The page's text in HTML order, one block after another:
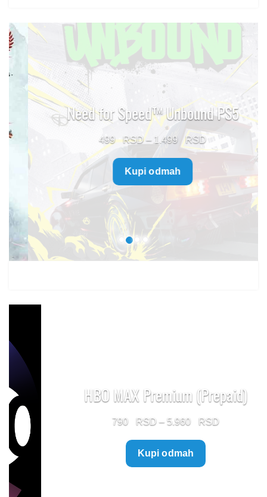
Need for Speed™ Unbound PS5
– 1.499
Price
range:
through
Kupi odmah
HBO MAX Premium (Prepaid)
– 5.960
Price
range:
790 $
Kupi odmah